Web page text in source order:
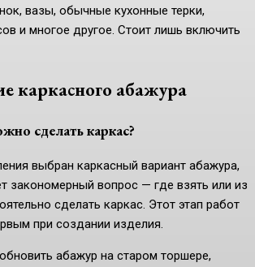
вазы, обычные кухонные терки,
и многое другое. Стоит лишь включить
каркасного абажура
сделать каркас?
выбран каркасный вариант абажура,
закономерный вопрос — где взять или из
сделать каркас. Этот этап работ
при создании изделия.
абажур на старом торшере,